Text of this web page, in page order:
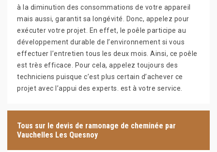
à la diminution des consommations de votre appareil
mais aussi, garantit sa longévité. Donc, appelez pour
exécuter votre projet. En effet, le poêle participe au
développement durable de l’environnement si vous
effectuer l’entretien tous les deux mois. Ainsi, ce poêle
est très efficace. Pour cela, appelez toujours des
techniciens puisque c’est plus certain d’achever ce
projet avec l’appui des experts. est à votre service.
Tous sur le devis de ramonage de cheminée par
Vauchelles Les Quesnoy